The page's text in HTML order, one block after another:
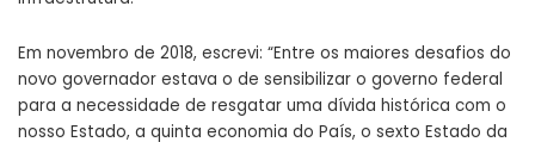
Em novembro de 2018, escrevi: “Entre os maiores desafios do
novo governador estava o de sensibilizar o governo federal
para a necessidade de resgatar uma dívida histórica com o
nosso Estado, a quinta economia do País, o sexto Estado da